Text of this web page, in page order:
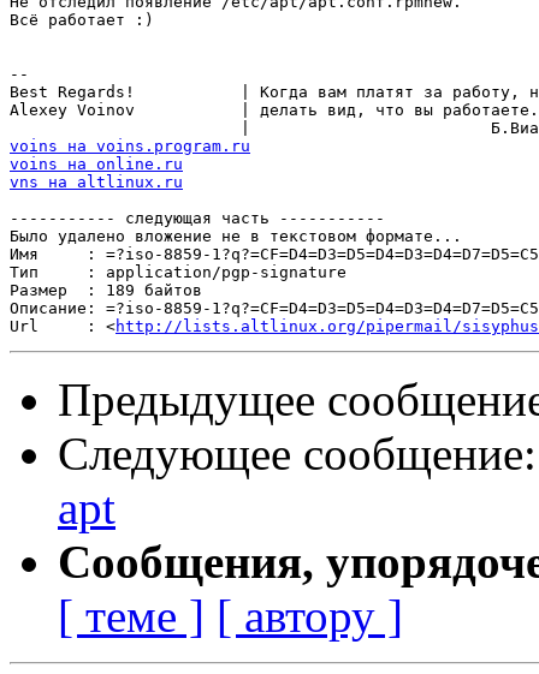
Всё работает :)
--
Best Regards!           | Когда вам платят за работу,
Alexey Voinov           | делать вид, что вы
voins на voins.program.ru
voins на online.ru
vns на altlinux.ru
----------- следующая часть -----------
Было удалено вложение не в текстовом формате...
Имя     : =?iso-8859-
Тип     : application/pgp-signature
Размер  : 189 байтов
Описание: =?iso-8859-
Url     : <http://lists.altlinux.org/pipermail/sisyphus/
Предыдущее
Следующее
apt
Сообщения,
[ теме ] [ автору ]